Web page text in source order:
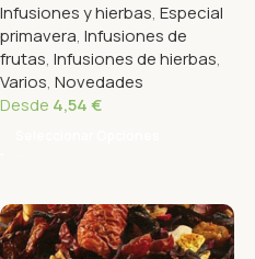
Infusiones y hierbas, Especial
primavera, Infusiones de
frutas, Infusiones de hierbas,
Varios, Novedades
Desde 4,54€